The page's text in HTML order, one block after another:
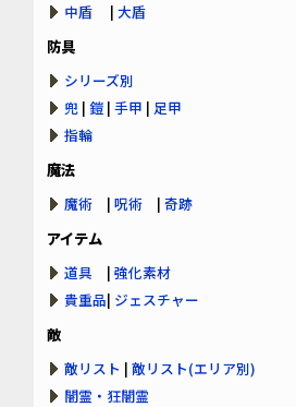
中盾 | 大盾
防具
シリーズ別
兜 | 鎧 | 手甲 | 足甲
指輪
魔法
魔術 | 呪術 | 奇跡
アイテム
道具 | 強化素材
貴重品| ジェスチャー
敵
敵リスト | 敵リスト(エリア別)
闇霊・狂闇霊